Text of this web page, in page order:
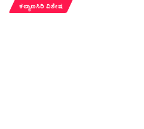
ಕಲ್ಯಾಣಸಿರಿ ವಿಶೇಷ